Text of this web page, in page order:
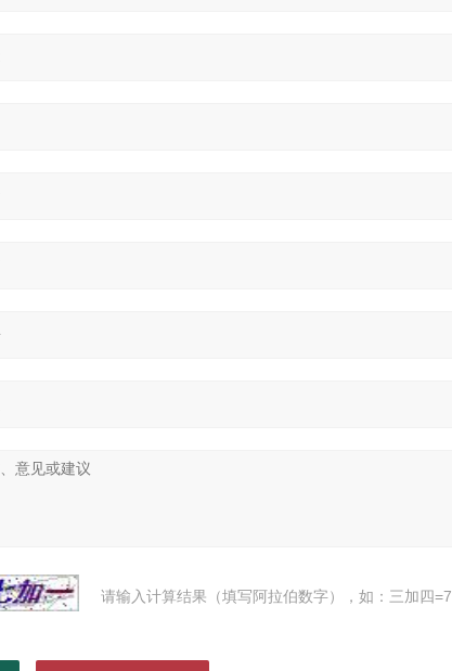
请输入计算结果（填写阿拉伯数字），如：三加四=7